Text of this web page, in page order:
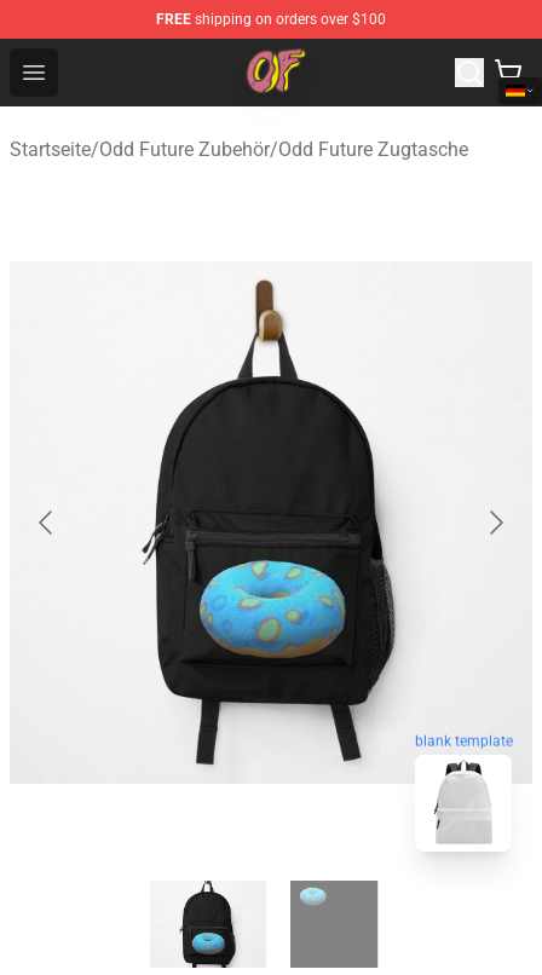
FREE shipping on orders over $100
Open menu
Odd Future Shop - Official Odd Future Merchandise Store
Startseite/Odd Future Zubehör/Odd Future Zugtasche
blank template